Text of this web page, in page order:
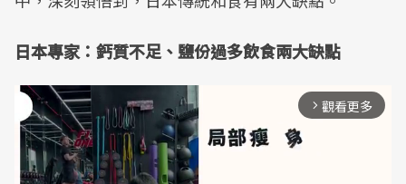
日本專家：鈣質不足、鹽份過多飲食兩大缺點
arrow_forward_ios 觀看更多